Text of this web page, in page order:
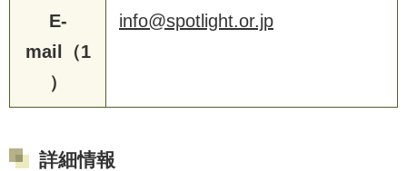
E-
mail（1
）
info@spotlight.or.jp
詳細情報